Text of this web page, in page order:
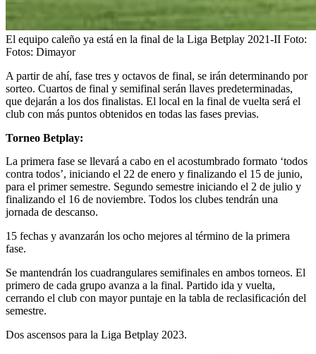
El equipo caleño ya está en la final de la Liga Betplay 2021-II Foto:
Fotos: Dimayor
A partir de ahí, fase tres y octavos de final, se irán determinando por
sorteo. Cuartos de final y semifinal serán llaves predeterminadas,
que dejarán a los dos finalistas. El local en la final de vuelta será el
club con más puntos obtenidos en todas las fases previas.
Torneo Betplay:
La primera fase se llevará a cabo en el acostumbrado formato ‘todos
contra todos’, iniciando el 22 de enero y finalizando el 15 de junio,
para el primer semestre. Segundo semestre iniciando el 2 de julio y
finalizando el 16 de noviembre. Todos los clubes tendrán una
jornada de descanso.
15 fechas y avanzarán los ocho mejores al término de la primera
fase.
Se mantendrán los cuadrangulares semifinales en ambos torneos. El
primero de cada grupo avanza a la final. Partido ida y vuelta,
cerrando el club con mayor puntaje en la tabla de reclasificación del
semestre.
Dos ascensos para la Liga Betplay 2023.